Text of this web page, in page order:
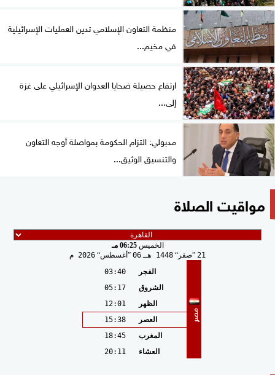
منظمة التعاون الإسلامي تدين العمليات الإسرائيلية
في مخيم...
ارتفاع حصيلة ضحايا العدوان الإسرائيلي على غزة
إلى...
مدبولي: التزام الحكومة بمواصلة أوجه التعاون
والتنسيق الوثيق...
مواقيت الصلاة
الخميس06:25 مـ
21 صفر 1448 هـ 06 أغسطس 2026 م
مصر
الفجر
03:40
الشروق
05:17
الظهر
12:01
العصر
15:38
المغرب
18:45
العشاء
20:11